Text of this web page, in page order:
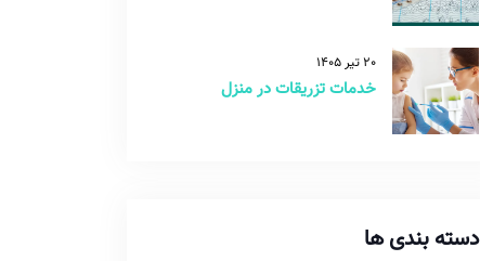
20 تیر 1405
خدمات تزریقات در منزل
دسته بندی ها